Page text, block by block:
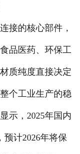
的核心部件，
品医药、环保工
质纯度直接决定
个工业生产的稳
示，2025年国内
预计2026年将保